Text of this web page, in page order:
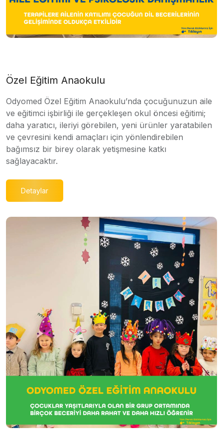
Özel Eğitim Anaokulu
Odyomed Özel Eğitim Anaokulu’nda çocuğunuzun aile
ve eğitimci işbirliği ile gerçekleşen okul öncesi eğitimi;
daha yaratıcı, ileriyi görebilen, yeni ürünler yaratabilen
ve çevresini kendi amaçları için yönlendirebilen
bağımsız bir birey olarak yetişmesine katkı
sağlayacaktır.
Detaylar